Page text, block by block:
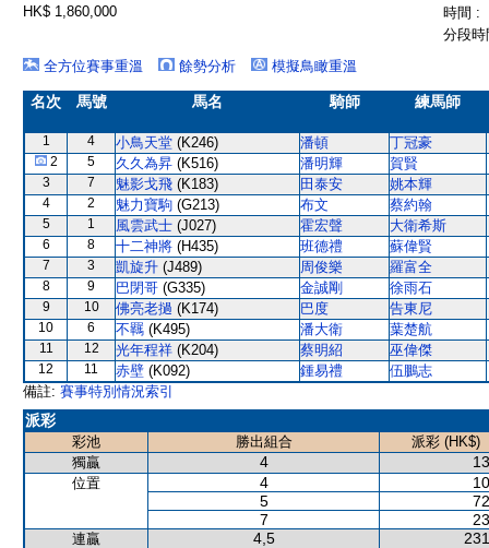
HK$ 1,860,000
時間 :
分段
全方位賽事重溫
餘勢分析 模擬鳥瞰重溫
名次 馬號 馬名 騎師 練馬師
1 4 小鳥天堂 (K246) 潘頓 丁冠豪
2 5 久久為昇 (K516) 潘明輝 賀賢
3 7 魅影戈飛 (K183) 田泰安 姚本輝
4 2 魅力寶駒 (G213) 布文 蔡約翰
5 1 風雲武士 (J027) 霍宏聲 大衛希斯
6 8 十二神將 (H435) 班德禮 蘇偉賢
7 3 凱旋升 (J489) 周俊樂 羅富全
8 9 巴閉哥 (G335) 金誠剛 徐雨石
9 10 佛亮老撾 (K174) 巴度 告東尼
10 6 不羈 (K495) 潘大衛 葉楚航
11 12 光年程祥 (K204) 蔡明紹 巫偉傑
12 11 赤壁 (K092) 鍾易禮
伍鵬志
備註: 賽事特別情況索引
派彩
彩池 勝出組合
派彩 (HK$)
獨贏
4
位置 4
5
7
連贏 4,5